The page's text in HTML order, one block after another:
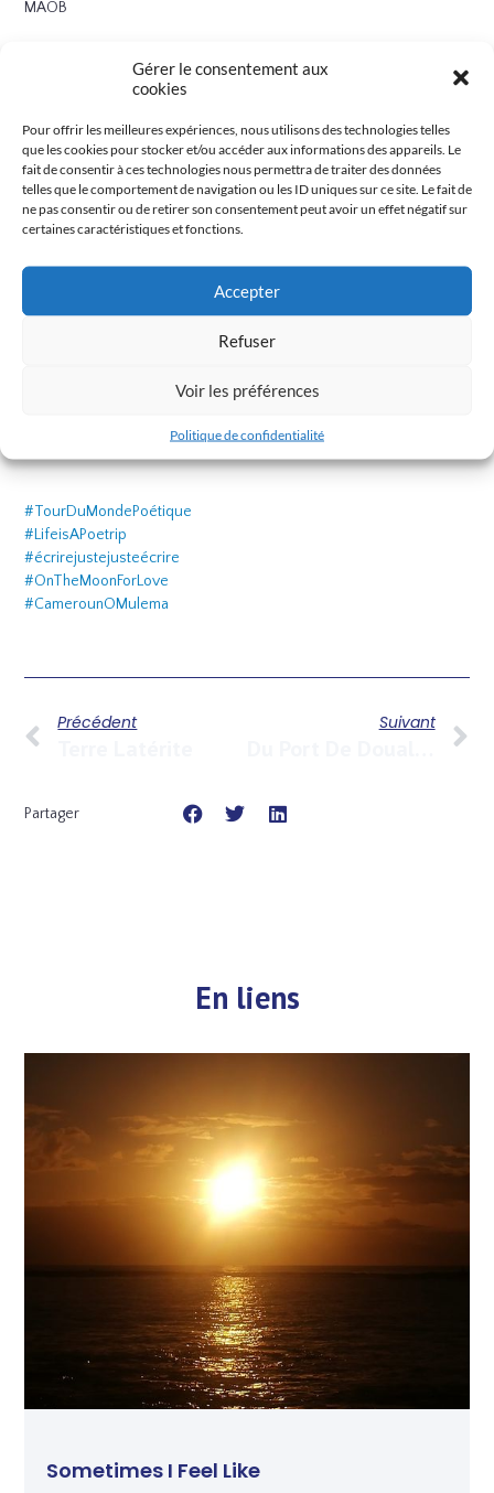
Gérer le consentement aux
cookies
Pour offrir les meilleures expériences, nous utilisons des technologies telles
que les cookies pour stocker et/ou accéder aux informations des appareils. Le
fait de consentir à ces technologies nous permettra de traiter des données
telles que le comportement de navigation ou les ID uniques sur ce site. Le fait de
ne pas consentir ou de retirer son consentement peut avoir un effet négatif sur
certaines caractéristiques et fonctions.
Accepter
Refuser
Voir les préférences
Politique de confidentialité
MAOB
#TourDuMondePoétique
#LifeisAPoetrip
#écrirejustejusteécrire
#OnTheMoonForLove
#CamerounOMulema
Précédent Suivant
Partager
En liens
Sometimes I Feel Like